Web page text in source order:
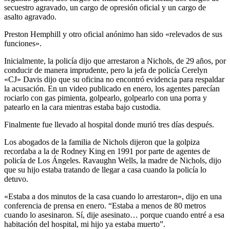
secuestro agravado, un cargo de opresión oficial y un cargo de
asalto agravado.
Preston Hemphill y otro oficial anónimo han sido «relevados de sus
funciones».
Inicialmente, la policía dijo que arrestaron a Nichols, de 29 años, por
conducir de manera imprudente, pero la jefa de policía Cerelyn
«CJ» Davis dijo que su oficina no encontró evidencia para respaldar
la acusación. En un video publicado en enero, los agentes parecían
rociarlo con gas pimienta, golpearlo, golpearlo con una porra y
patearlo en la cara mientras estaba bajo custodia.
Finalmente fue llevado al hospital donde murió tres días después.
Los abogados de la familia de Nichols dijeron que la golpiza
recordaba a la de Rodney King en 1991 por parte de agentes de
policía de Los Ángeles. Ravaughn Wells, la madre de Nichols, dijo
que su hijo estaba tratando de llegar a casa cuando la policía lo
detuvo.
«Estaba a dos minutos de la casa cuando lo arrestaron», dijo en una
conferencia de prensa en enero. “Estaba a menos de 80 metros
cuando lo asesinaron. Sí, dije asesinato… porque cuando entré a esa
habitación del hospital, mi hijo ya estaba muerto”.